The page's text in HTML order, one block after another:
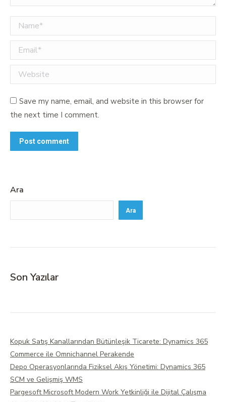
Name *
Email *
Website
Save my name, email, and website in this browser for
the next time I comment.
Post comment
Ara
Ara
Son Yazılar
Kopuk Satış Kanallarından Bütünleşik Ticarete: Dynamics 365
Commerce ile Omnichannel Perakende
Depo Operasyonlarında Fiziksel Akış Yönetimi: Dynamics 365
SCM ve Gelişmiş WMS
Pargesoft Microsoft Modern Work Yetkinliği ile Dijital Çalışma